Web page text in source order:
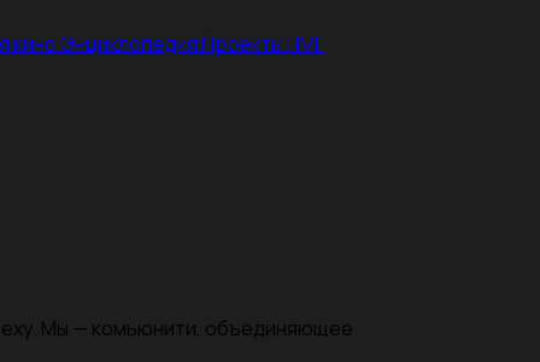
кино ЭнциклопедияПроекты НМГ
Мы — комьюнити, объединяющее